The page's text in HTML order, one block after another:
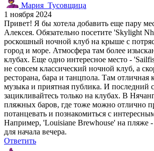
Мария_Тусовщица
1 ноября 2024
Привет! Я бы хотела добавить еще пару
Алексея. Обязательно посетите 'Skylight
роскошный ночной клуб на крыше с
город и море. Атмосфера там более
клубах. Еще одно интересное место -
не совсем классический ночной клуб, а
ресторана, бара и танцпола. Там отличная
музыка и приятная публика. И последний
зацикливайтесь только на клубах. В
пляжных баров, где тоже можно отлично
потанцевать и познакомиться с
Например, 'Louisiane Brewhouse' на пляже -
для начала вечера.
Ответить